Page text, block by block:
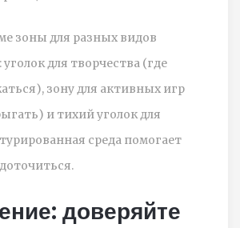
зоны для разных видов
для творчества (где
зону для активных игр
и тихий уголок для
среда помогает
доверяйте